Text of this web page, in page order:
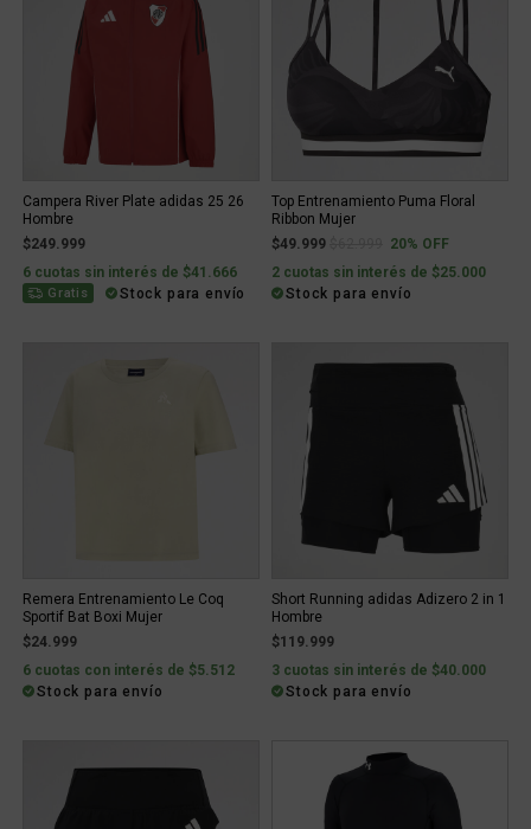
Campera River Plate adidas 25 26
Hombre
$249.999
6 cuotas sin interés de $41.666
Gratis Stock para envío
Top Entrenamiento Puma Floral
Ribbon Mujer
$49.999
Price reduced from
to20% OFF
2 cuotas sin interés de $25.000
Stock para envío
Remera Entrenamiento Le Coq
Sportif Bat Boxi Mujer
$24.999
6 cuotas con interés de $5.512
Stock para envío
Short Running adidas Adizero 2 in 1
Hombre
$119.999
3 cuotas sin interés de $40.000
Stock para envío